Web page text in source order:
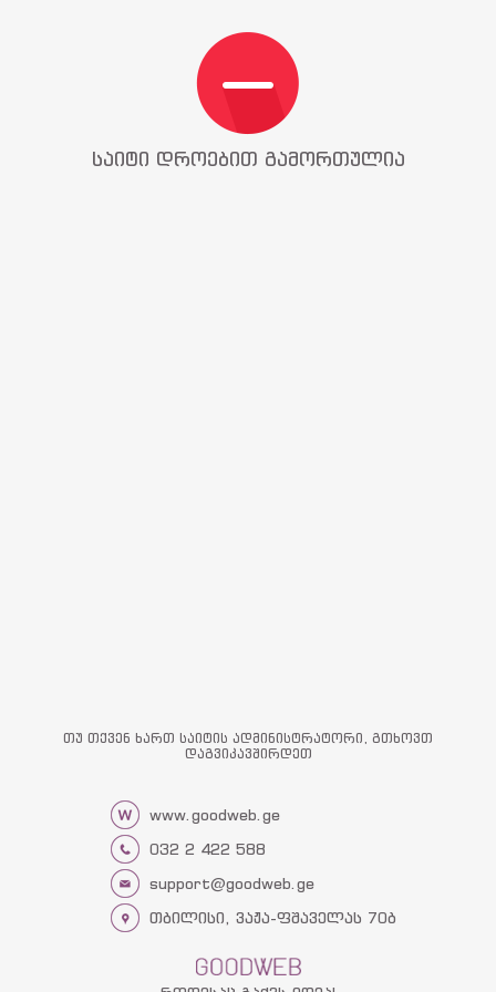
საიტი დროებით გამორთულია
თუ თქვენ ხართ საიტის ადმინისტრატორი, გთხოვთ
დაგვიკავშირდეთ
www.goodweb.ge
032 2 422 588
support@goodweb.ge
თბილისი, ვაჟა-ფშაველას 70ბ